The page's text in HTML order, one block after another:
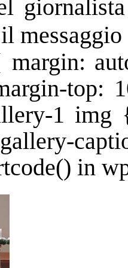
messaggio
margin:
top:
1
in